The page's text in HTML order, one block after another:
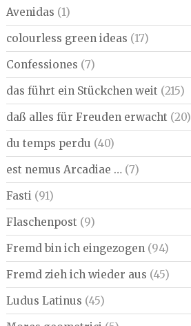
Avenidas (1)
colourless green ideas (17)
Confessiones (7)
das führt ein Stückchen weit (215)
daß alles für Freuden erwacht (20)
du temps perdu (40)
est nemus Arcadiae … (7)
Fasti (91)
Flaschenpost (9)
Fremd bin ich eingezogen (94)
Fremd zieh ich wieder aus (45)
Ludus Latinus (45)